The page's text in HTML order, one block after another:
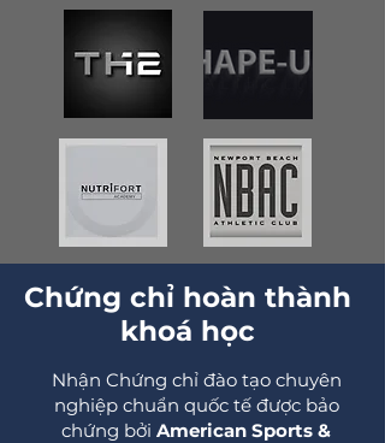
​Chứng chỉ hoàn thành
khoá học
Nhận Chứng chỉ đào tạo chuyên
nghiệp chuẩn quốc tế được bảo
chứng bởi American Sports &